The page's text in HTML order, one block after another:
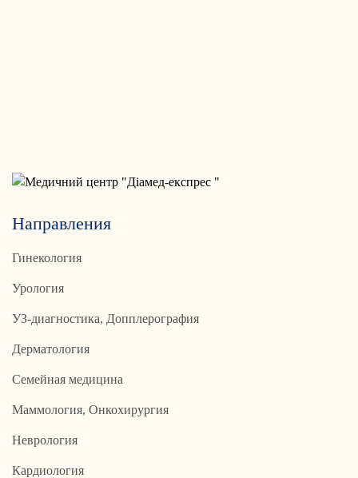
Направления
Гинекология
Урология
УЗ-диагностика, Допплерография
Дерматология
Семейная медицина
Маммология, Онкохирургия
Неврология
Кардиология